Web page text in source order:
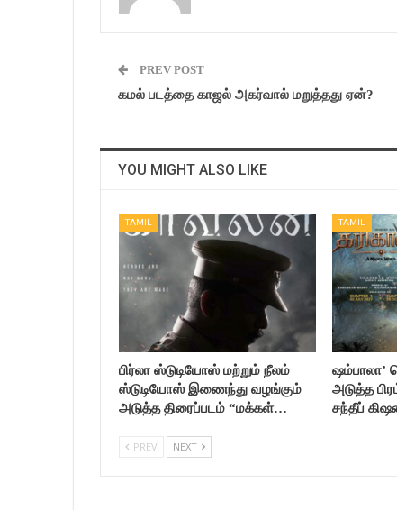
PREV POST
கமல் படத்தை காஜல் அகர்வால் மறுத்தது ஏன்?
YOU MIGHT ALSO LIKE
TAMIL
பிர்லா ஸ்டுடியோஸ் மற்றும் நீலம்
ஸ்டுடியோஸ் இணைந்து வழங்கும்
அடுத்த திரைப்படம் “மக்கள்…
TAMIL
ஷம்பாலா’
அடுத்த
சந்தீப்
PREV NEXT